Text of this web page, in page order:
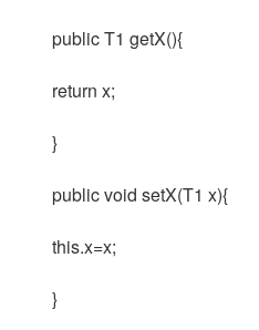
public T1 getX(){
return x;
}
public void setX(T1 x){
this.x=x;
}